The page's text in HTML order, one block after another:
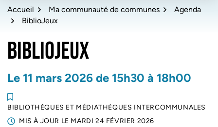
Accueil Ma communauté de communes
Agenda
BiblioJeux
BIBLIOJEUX
Le 11 mars 2026 de 15h30 à 18h00
BIBLIOTHÈQUES ET MÉDIATHÈQUES INTERCOMMUNALES
MIS À JOUR LE MARDI 24 FÉVRIER 2026